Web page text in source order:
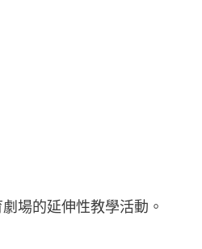
場的延伸性教學活動。